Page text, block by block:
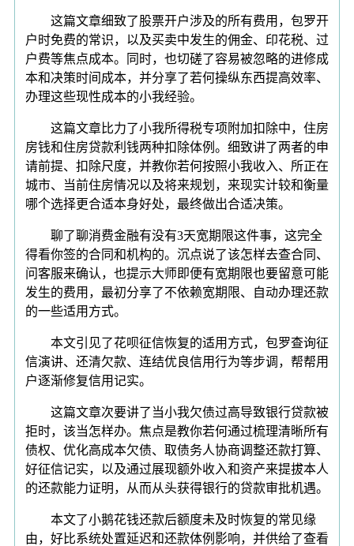
这篇文章细致了股票开户涉及的所有费用，包罗开
户时免费的常识，以及买卖中发生的佣金、印花税、过
户费等焦点成本。同时，也切磋了容易被忽略的进修成
本和决策时间成本，并分享了若何操纵东西提高效率、
办理这些现性成本的小我经验。
这篇文章比力了小我所得税专项附加扣除中，住房
房钱和住房贷款利钱两种扣除体例。细致讲了两者的申
请前提、扣除尺度，并教你若何按照小我收入、所正在
城市、当前住房情况以及将来规划，来现实计较和衡量
哪个选择更合适本身好处，最终做出合适决策。
聊了聊消费金融有没有3天宽期限这件事，这完全
得看你签的合同和机构的。沉点说了该怎样去查合同、
问客服来确认，也提示大师即便有宽期限也要留意可能
发生的费用，最初分享了不依赖宽期限、自动办理还款
的一些适用方式。
本文引见了花呗征信恢复的适用方式，包罗查询征
信演讲、还清欠款、连结优良信用行为等步调，帮帮用
户逐渐修复信用记实。
这篇文章次要讲了当小我欠债过高导致银行贷款被
拒时，该当怎样办。焦点是教你若何通过梳理清晰所有
债权、优化高成本欠债、取债务人协商调整还款打算、
好征信记实，以及通过展现额外收入和资产来提拔本人
的还款能力证明，从而从头获得银行的贷款审批机遇。
本文了小鹅花钱还款后额度未及时恢复的常见缘
由，好比系统处置延迟和还款体例影响，并供给了查看